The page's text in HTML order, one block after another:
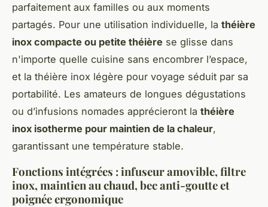
parfaitement aux familles ou aux moments
partagés. Pour une utilisation individuelle, la théière
inox compacte ou petite théière se glisse dans
n'importe quelle cuisine sans encombrer l’espace,
et la théière inox légère pour voyage séduit par sa
portabilité. Les amateurs de longues dégustations
ou d’infusions nomades apprécieront la théière
inox isotherme pour maintien de la chaleur,
garantissant une température stable.
Fonctions intégrées : infuseur amovible, filtre
inox, maintien au chaud, bec anti-goutte et
poignée ergonomique